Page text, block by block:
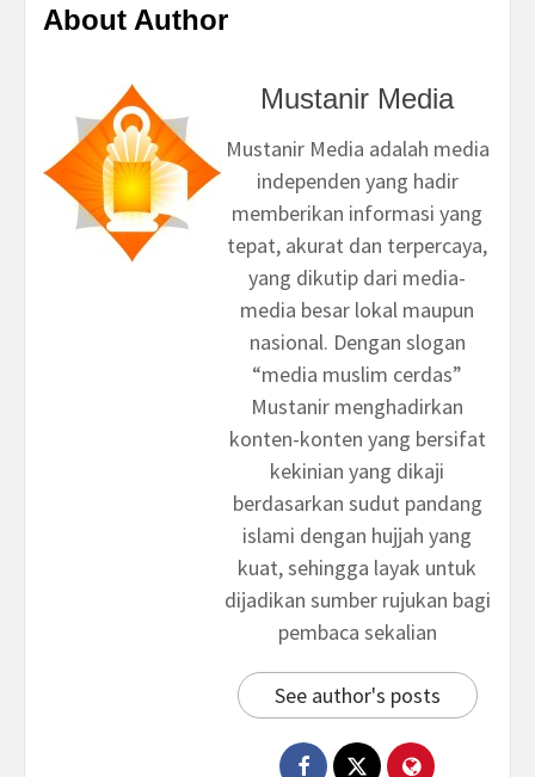
About Author
Mustanir Media
Mustanir Media adalah media
independen yang hadir
memberikan informasi yang
tepat, akurat dan terpercaya,
yang dikutip dari media-
media besar lokal maupun
nasional. Dengan slogan
“media muslim cerdas”
Mustanir menghadirkan
konten-konten yang bersifat
kekinian yang dikaji
berdasarkan sudut pandang
islami dengan hujjah yang
kuat, sehingga layak untuk
dijadikan sumber rujukan bagi
pembaca sekalian
See author's posts